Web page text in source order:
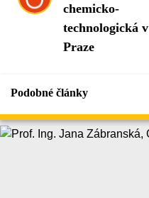
chemicko-
technologická v
Praze
Podobné články